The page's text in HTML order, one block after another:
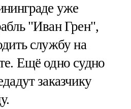
уже
"Иван Грен",
службу на
Ещё одно судно
заказчику